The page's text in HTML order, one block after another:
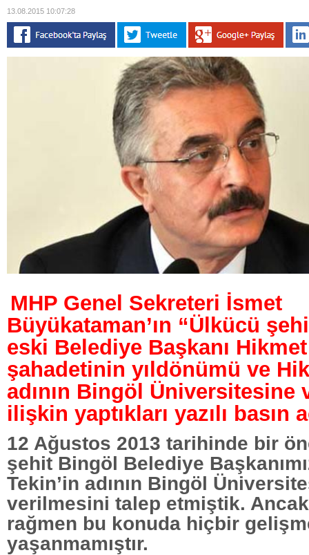
13.08.2015 10:07:28
MHP Genel Sekreteri İsmet
Büyükataman’ın “Ülkücü
eski Belediye Başkanı
şahadetinin yıldönümü ve
adının Bingöl Üniversitesine
ilişkin yaptıkları yazılı basın
12 Ağustos 2013 tarihinde bir
şehit Bingöl Belediye
Tekin’in adının Bingöl
verilmesini talep etmiştik.
rağmen bu konuda hiçbir
yaşanmamıştır.